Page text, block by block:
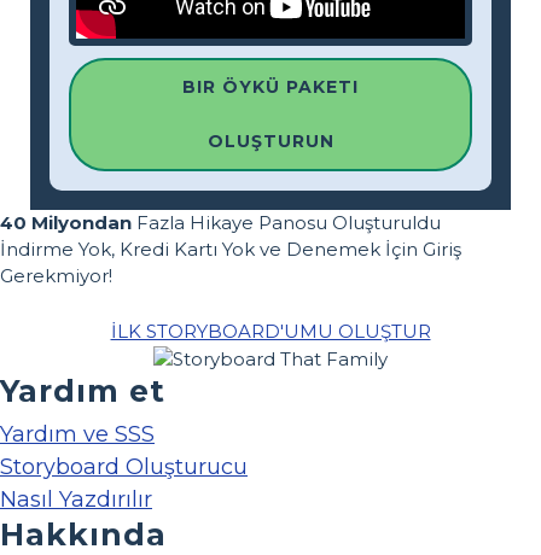
BIR ÖYKÜ PAKETI
OLUŞTURUN
40 Milyondan Fazla Hikaye Panosu Oluşturuldu
İndirme Yok, Kredi Kartı Yok ve Denemek İçin Giriş
Gerekmiyor!
İLK STORYBOARD'UMU OLUŞTUR
Yardım et
Yardım ve SSS
Storyboard Oluşturucu
Nasıl Yazdırılır
Hakkında